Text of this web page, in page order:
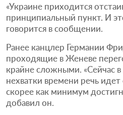
«Украине приходится
принципиальный пункт. И
говорится в сообщении.
Ранее канцлер Германии
проходящие в Женеве
крайне сложными. «Сейчас в
нехватки времени речь
скорее как минимум
добавил он.